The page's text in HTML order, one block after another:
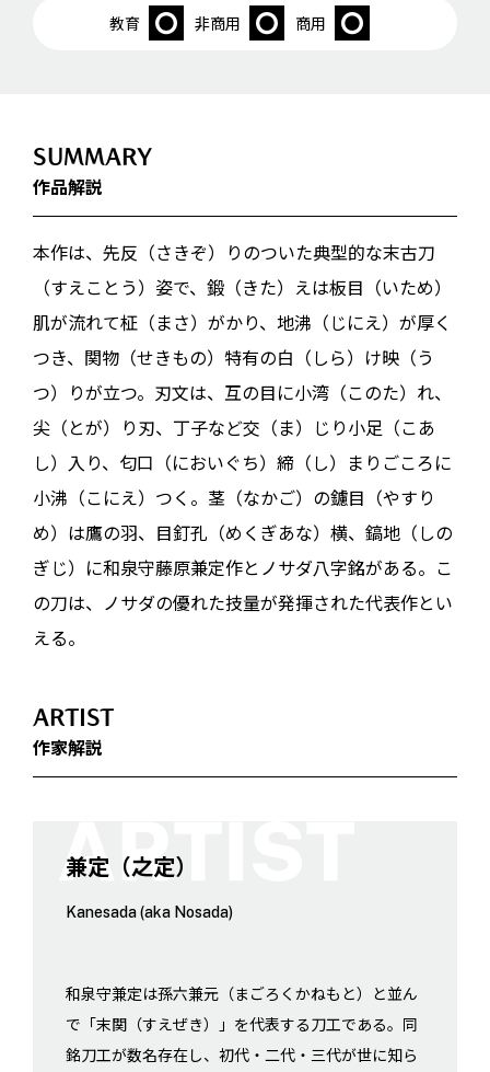
教育 非商用 商用
SUMMARY
作品解説
本作は、先反（さきぞ）りのついた典型的な末古刀
（すえことう）姿で、鍛（きた）えは板目（いため）
肌が流れて柾（まさ）がかり、地沸（じにえ）が厚く
つき、関物（せきもの）特有の白（しら）け映（う
つ）りが立つ。刃文は、互の目に小湾（このた）れ、
尖（とが）り刃、丁子など交（ま）じり小足（こあ
し）入り、匂口（においぐち）締（し）まりごころに
小沸（こにえ）つく。茎（なかご）の鑢目（やすり
め）は鷹の羽、目釘孔（めくぎあな）横、鎬地（しの
ぎじ）に和泉守藤原兼定作とノサダ八字銘がある。こ
の刀は、ノサダの優れた技量が発揮された代表作とい
える。
ARTIST
作家解説
兼定（之定）
Kanesada (aka Nosada)
和泉守兼定は孫六兼元（まごろくかねもと）と並ん
で「末関（すえぜき）」を代表する刀工である。同
銘刀工が数名存在し、初代・二代・三代が世に知ら